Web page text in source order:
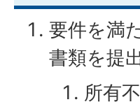
要件を満
書類を提
所有